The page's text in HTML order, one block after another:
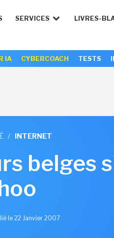
SERVICES LIVRES-
IA CYBERCOACH TESTS
/ INTERNET
belges
le 22 Janvier 2007